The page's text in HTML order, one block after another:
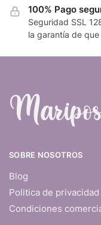
100% Pago
Seguridad SSL
la garantía de
SOBRE NOSOTROS
Blog
Politica de privacidad
Condiciones